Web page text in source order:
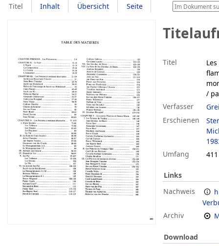
Titel Inhalt Übersicht Seite
Titel
/
Verfasser
Erschienen
Umfang
Links
Nachweis
Archiv
Download